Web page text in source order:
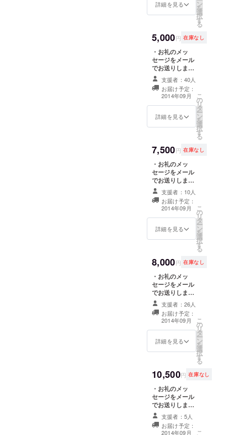
詳細を見る ン
を
選
択
す
る
5,000円 在庫なし
・お礼のメッ
セージをメール
でお送りします
・映画監督舞台
挨拶つき上映会
（2014年9月19
日）にご招待 ・
トートバック1つ
支援者：40人
お届け予定：
2014年09月
詳細を見る
こ
の
リ
タ
ー
ン
を
選
択
す
る
7,500円 在庫なし
・お礼のメッ
セージをメール
でお送りします
・映画監督舞台
挨拶つき上映会
（2014年9月19
日）にご招待 ・
ブランドン・
ローパー監督と
月20日予定）
支援者：10人
お届け予定：
2014年09月
詳細を見る
こ
の
リ
タ
ー
ン
を
選
択
す
る
8,000円 在庫なし
・お礼のメッ
セージをメール
でお送りします
・映画監督舞台
挨拶つき上映会
（2014年9月19
日）にご招待 ・
ラグ1枚 ・ポス
ター1枚 ・トー
支援者：26人
お届け予定：
2014年09月
詳細を見る
こ
の
リ
タ
ー
ン
を
選
択
す
る
10,500円 在庫なし
・お礼のメッ
セージをメール
でお送りしま
す。 ・映画監督
舞台挨拶つき上
映会（2014年9
支援者：5人
お届け予定：
2014年09月
こ